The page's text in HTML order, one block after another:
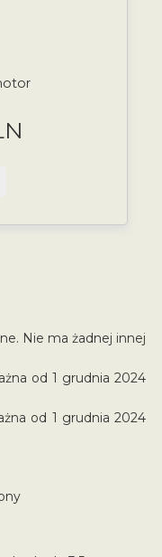
Nie ma żadnej innej
od 1 grudnia 2024
od 1 grudnia 2024